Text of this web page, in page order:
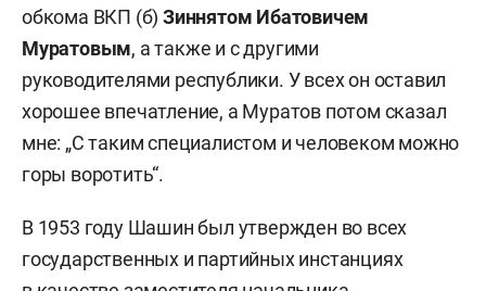
обкома ВКП (б)Зиннятом Ибатовичем
Муратовым, а также и с другими
руководителями республики. У всех он оставил
хорошее впечатление, а Муратов потом сказал
мне: „С таким специалистом и человеком можно
горы воротить“.
В 1953 году Шашин был утвержден во всех
государственных и партийных инстанциях